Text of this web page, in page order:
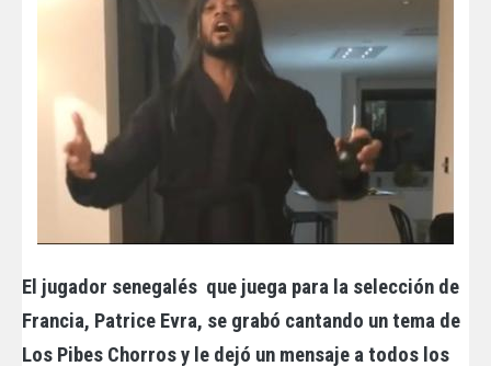
El jugador senegalés que juega para la selección de
Francia, Patrice Evra, se grabó cantando un tema de
Los Pibes Chorros y le dejó un mensaje a todos los